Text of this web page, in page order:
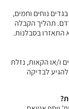
נוחים וחמים,
תהליך הקבלה
התאזרו בסבלנות.
ו/או הקאות, נזלת
לבדיקה